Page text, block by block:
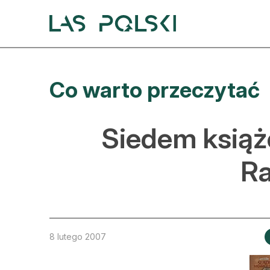
Co warto przeczytać
Siedem
8 lutego 2007